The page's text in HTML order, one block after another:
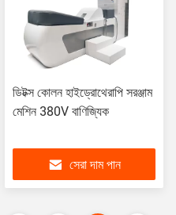
ডিটক্স কোলন হাইড্রোথেরাপি সরঞ্জাম
মেশিন 380V বাণিজ্যিক
সেরা দাম পান